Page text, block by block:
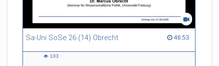
Sa-Uni SoSe 26 (14) Obrecht 46:53
46:53 duration
103